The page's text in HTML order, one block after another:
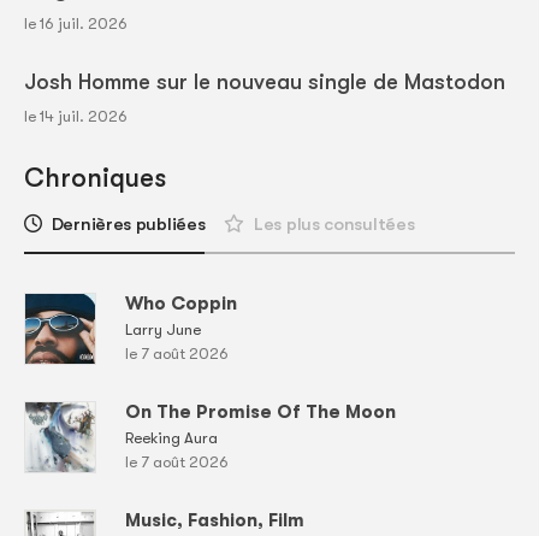
le 16 juil. 2026
Josh Homme sur le nouveau single de Mastodon
le 14 juil. 2026
Chroniques
Dernières publiées Les plus consultées
Who Coppin
Larry June
le 7 août 2026
On The Promise Of The Moon
Reeking Aura
le 7 août 2026
Music, Fashion, Film